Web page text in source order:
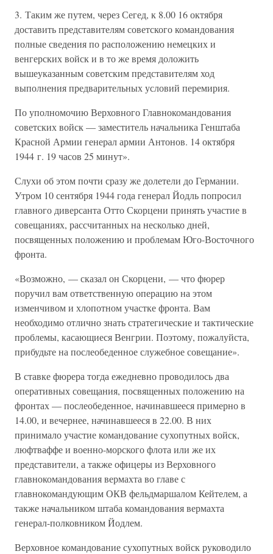
3. Таким же путем, через Сегед, к 8.00 16 октября
доставить представителям советского командования
полные сведения по расположению немецких и
венгерских войск и в то же время доложить
вышеуказанным советским представителям ход
выполнения предварительных условий перемирия.
По уполномочию Верховного Главнокомандования
советских войск — заместитель начальника Генштаба
Красной Армии генерал армии Антонов. 14 октября
1944 г. 19 часов 25 минут».
Слухи об этом почти сразу же долетели до Германии.
Утром 10 сентября 1944 года генерал Йодль попросил
главного диверсанта Отто Скорцени принять участие в
совещаниях, рассчитанных на несколько дней,
посвященных положению и проблемам Юго-Восточного
фронта.
«Возможно, — сказал он Скорцени, — что фюрер
поручил вам ответственную операцию на этом
изменчивом и хлопотном участке фронта. Вам
необходимо отлично знать стратегические и тактические
проблемы, касающиеся Венгрии. Поэтому, пожалуйста,
прибудьте на послеобеденное служебное совещание».
В ставке фюрера тогда ежедневно проводилось два
оперативных совещания, посвященных положению на
фронтах — послеобеденное, начинавшееся примерно в
14.00, и вечернее, начинавшееся в 22.00. В них
принимало участие командование сухопутных войск,
люфтваффе и военно-морского флота или же их
представители, а также офицеры из Верховного
главнокомандования вермахта во главе с
главнокомандующим ОКВ фельдмаршалом Кейтелем, а
также начальником штаба командования вермахта
генерал-полковником Йодлем.
Верховное командование сухопутных войск руководило